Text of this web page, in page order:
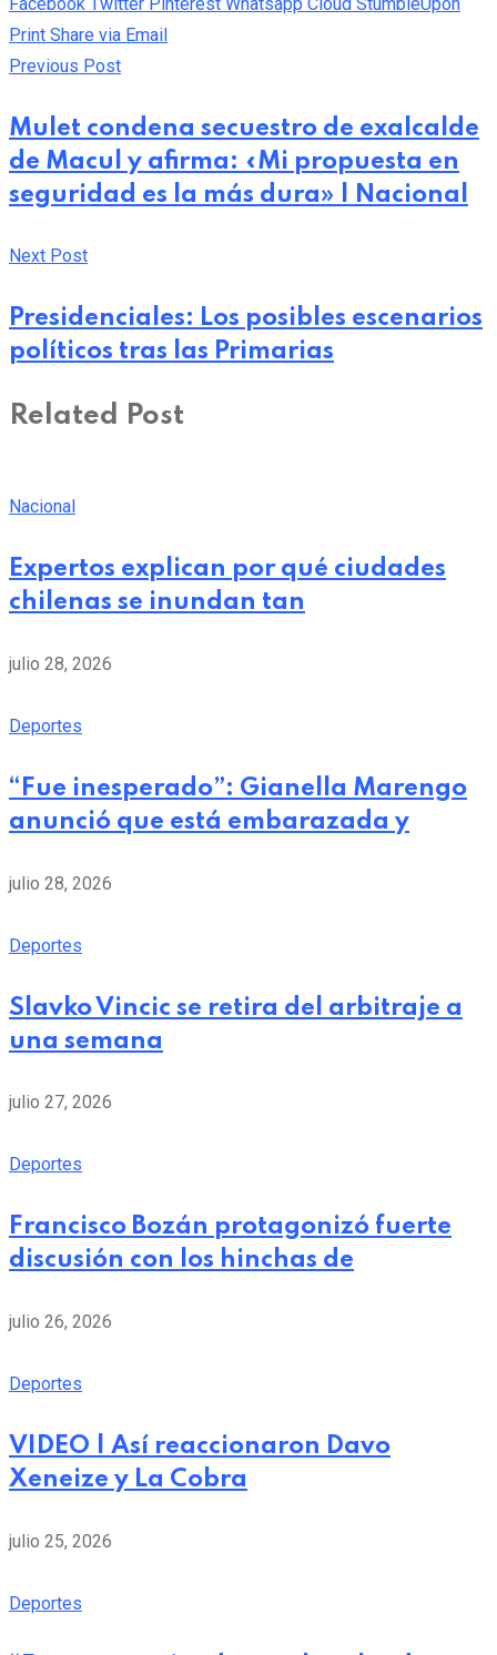
Print Share via Email
Previous Post
Mulet condena secuestro de exalcalde
de Macul y afirma: «Mi propuesta en
seguridad es la más dura» | Nacional
Next Post
Presidenciales: Los posibles escenarios
políticos tras las Primarias
Related Post
Nacional
Expertos explican por qué ciudades
chilenas se inundan tan
julio 28, 2026
Deportes
“Fue inesperado”: Gianella Marengo
anunció que está embarazada y
julio 28, 2026
Deportes
Slavko Vincic se retira del arbitraje a
una semana
julio 27, 2026
Deportes
Francisco Bozán protagonizó fuerte
discusión con los hinchas de
julio 26, 2026
Deportes
VIDEO | Así reaccionaron Davo
Xeneize y La Cobra
julio 25, 2026
Deportes